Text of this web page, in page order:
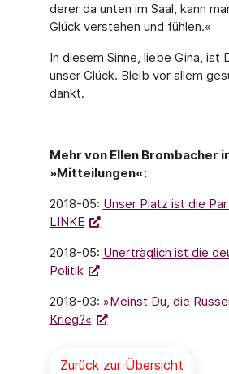
derer da unten im Saal, kann
Glück verstehen und fühlen.«
In diesem Sinne, liebe Gina, ist
unser Glück. Bleib vor allem
dankt.
Mehr von Ellen Brombacher
»Mitteilungen«:
2018-05: Unser Platz ist die
LINKE
2018-05: Unerträglich ist die
Politik
2018-03: »Meinst Du, die
Krieg?«
Zurück zur Übersicht